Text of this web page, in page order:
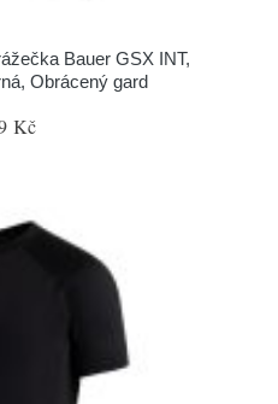
Bauer GSX INT,
Obrácený gard
Kč